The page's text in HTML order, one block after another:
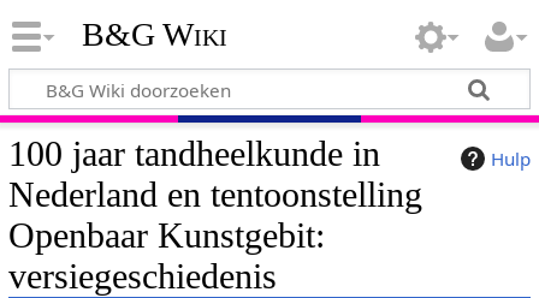
B&G Wiki
Hulp
100 jaar tandheelkunde in
Nederland en tentoonstelling
Openbaar Kunstgebit:
versiegeschiedenis